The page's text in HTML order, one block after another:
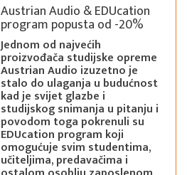
Austrian Audio & EDUcation
program popusta od -20%
Jednom od najvećih
proizvođača studijske opreme
Austrian Audio izuzetno je
stalo do ulaganja u budućnost
kad je svijet glazbe i
studijskog snimanja u pitanju i
povodom toga pokrenuli su
EDUcation program koji
omogućuje svim studentima,
učiteljima, predavačima i